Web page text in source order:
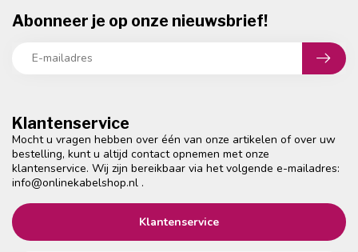
Klantenservice
Mocht u vragen hebben over één van onze artikelen of over uw
bestelling, kunt u altijd contact opnemen met onze
klantenservice. Wij zijn bereikbaar via het volgende e-mailadres:
info@onlinekabelshop.nl .
Klantenservice
Abonneer je op onze nieuwsbrief!